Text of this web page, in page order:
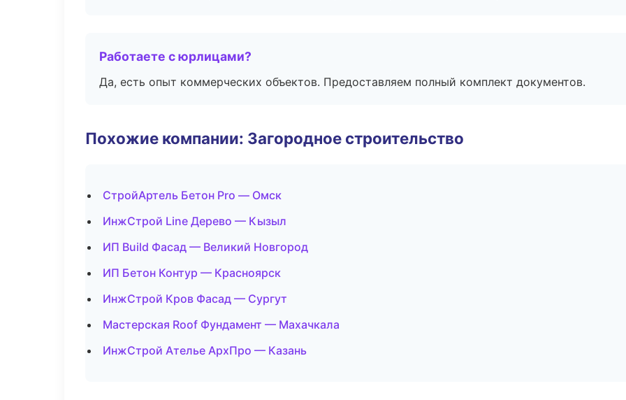
Работаете с юрлицами?
Да, есть опыт коммерческих объектов. Предоставляем полный комплект документов.
Похожие компании: Загородное строительство
СтройАртель Бетон Pro — Омск
ИнжСтрой Line Дерево — Кызыл
ИП Build Фасад — Великий Новгород
ИП Бетон Контур — Красноярск
ИнжСтрой Кров Фасад — Сургут
Мастерская Roof Фундамент — Махачкала
ИнжСтрой Ателье АрхПро — Казань